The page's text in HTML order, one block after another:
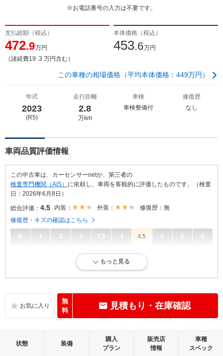
※お電話番号の入力は不要です。
支払総額（税込）
472.9万円
（諸経費19 .3 万円含む）
本体価格（税込）
453.6万円
この車種の相場価格（平均本体価格：449万円）
年式
2023
(R5)
走行距離
2.8
万km
車検
車検整備付
修復歴
なし
車両品質評価情報
この中古車は、カーセンサーnetが、第三者の
検査専門機関（AIS） に依頼し、車両を客観的に評価したものです。（検査
日：2026年6月8日）
総合評価： 4.5 内装： 外装：
修復歴：無
修復歴・キズの確認はこちら
R 1 2 3 3.5 4 4.5 5 6 S
内外装に目立たない軽微なキズ、ヘコミが少し認められますが、良好な
目立たない軽微なダメージはありますが、良好な状態です。
外装：
キズ、ヘコミなどが少なく、あっても目立たない、良好な状態です。
もっと見る
無
料
見積もり・在庫確認
状態 装備
購入
プラン
販売店
情報
車種
スペック